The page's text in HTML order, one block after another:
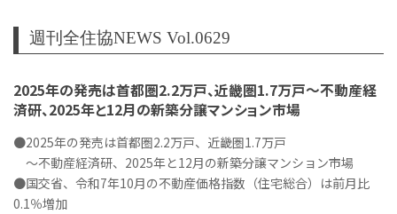
週刊全住協NEWS Vol.0629
2025年の発売は首都圏2.2万戸、近畿圏1.7万戸～不動産経
済研、2025年と12月の新築分譲マンション市場
●2025年の発売は首都圏2.2万戸、近畿圏1.7万戸
～不動産経済研、2025年と12月の新築分譲マンション市場
●国交省、令和7年10月の不動産価格指数（住宅総合）は前月比
0.1％増加